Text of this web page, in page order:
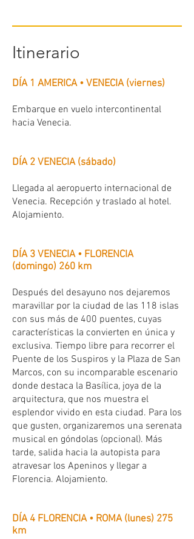
Itinerario
DÍA 1 AMERICA • VENECIA (viernes)
Embarque en vuelo intercontinental
hacia Venecia.
DÍA 2 VENECIA (sábado)
Llegada al aeropuerto internacional de
Venecia. Recepción y traslado al hotel.
Alojamiento.
DÍA 3 VENECIA • FLORENCIA
(domingo) 260 km
Después del desayuno nos dejaremos
maravillar por la ciudad de las 118 islas
con sus más de 400 puentes, cuyas
características la convierten en única y
exclusiva. Tiempo libre para recorrer el
Puente de los Suspiros y la Plaza de San
Marcos, con su incomparable escenario
donde destaca la Basílica, joya de la
arquitectura, que nos muestra el
esplendor vivido en esta ciudad. Para los
que gusten, organizaremos una serenata
musical en góndolas (opcional). Más
tarde, salida hacia la autopista para
atravesar los Apeninos y llegar a
Florencia. Alojamiento.
DÍA 4 FLORENCIA • ROMA (lunes) 275
km